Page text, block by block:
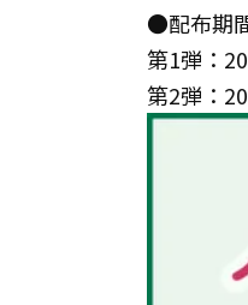
●配布期
第1弾：
第2弾：